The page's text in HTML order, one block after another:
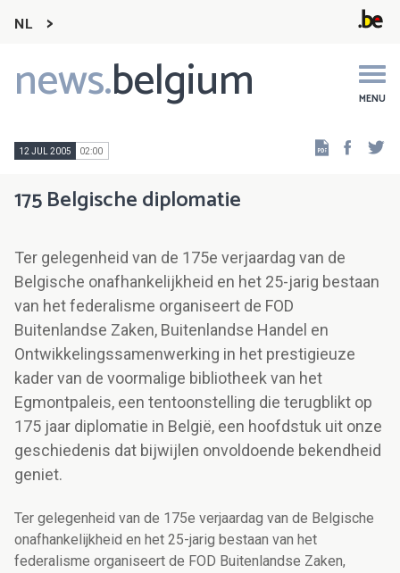
NL
news.belgium MENU
Main
navigation
12 JUL 2005 02:00
175 Belgische diplomatie
Ter gelegenheid van de 175e verjaardag van de
Belgische onafhankelijkheid en het 25-jarig bestaan
van het federalisme organiseert de FOD
Buitenlandse Zaken, Buitenlandse Handel en
Ontwikkelingssamenwerking in het prestigieuze
kader van de voormalige bibliotheek van het
Egmontpaleis, een tentoonstelling die terugblikt op
175 jaar diplomatie in België, een hoofdstuk uit onze
geschiedenis dat bijwijlen onvoldoende bekendheid
geniet.
Ter gelegenheid van de 175e verjaardag van de Belgische
onafhankelijkheid en het 25-jarig bestaan van het
federalisme organiseert de FOD Buitenlandse Zaken,